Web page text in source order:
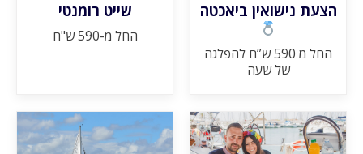
הצעת נישואין ביאכטה
החל מ 590 ש”ח להפלגה
של שעה
שייט רומנטי
החל מ-590 ש"ח